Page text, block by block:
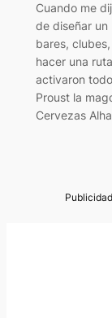
Cuando me
de diseñar un
bares,
hacer una
activaron
Proust la
Cervezas